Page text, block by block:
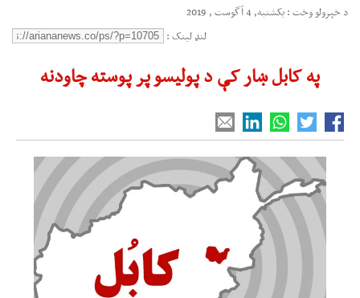
د خپرولو وخت : یکشنبه, 4 آگوست , 2019
لنډ لینک :
په کابل ښار کې د پوليسو پر پوسته چاودنه